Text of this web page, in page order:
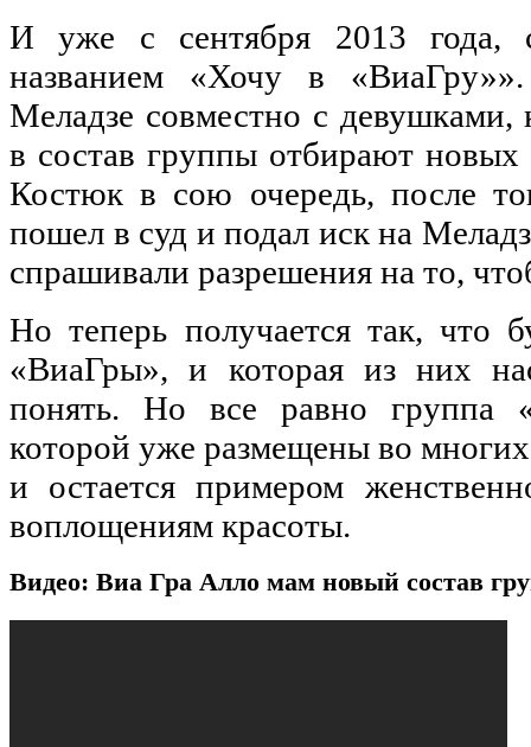
И уже с сентября 2013 года,
названием «Хочу в
Меладзе совместно с девушками,
в состав группы отбирают
Костюк в сою очередь, после
пошел в суд и подал иск на
спрашивали разрешения на то,
Но теперь получается так, что
«ВиаГры», и которая из них
понять. Но все равно группа
которой уже размещены во
и остается примером
воплощениям красоты.
Видео: Виа Гра Алло мам новый состав